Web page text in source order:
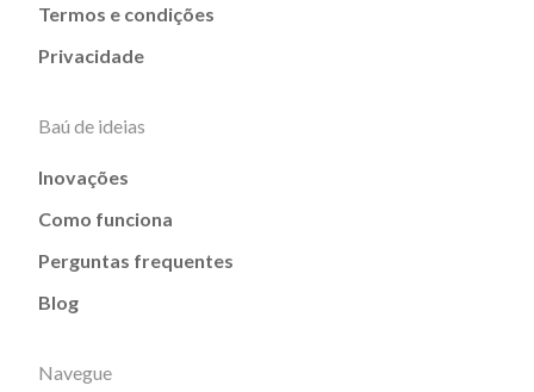
Termos e condições
Privacidade
Baú de ideias
Inovações
Como funciona
Perguntas frequentes
Blog
Navegue